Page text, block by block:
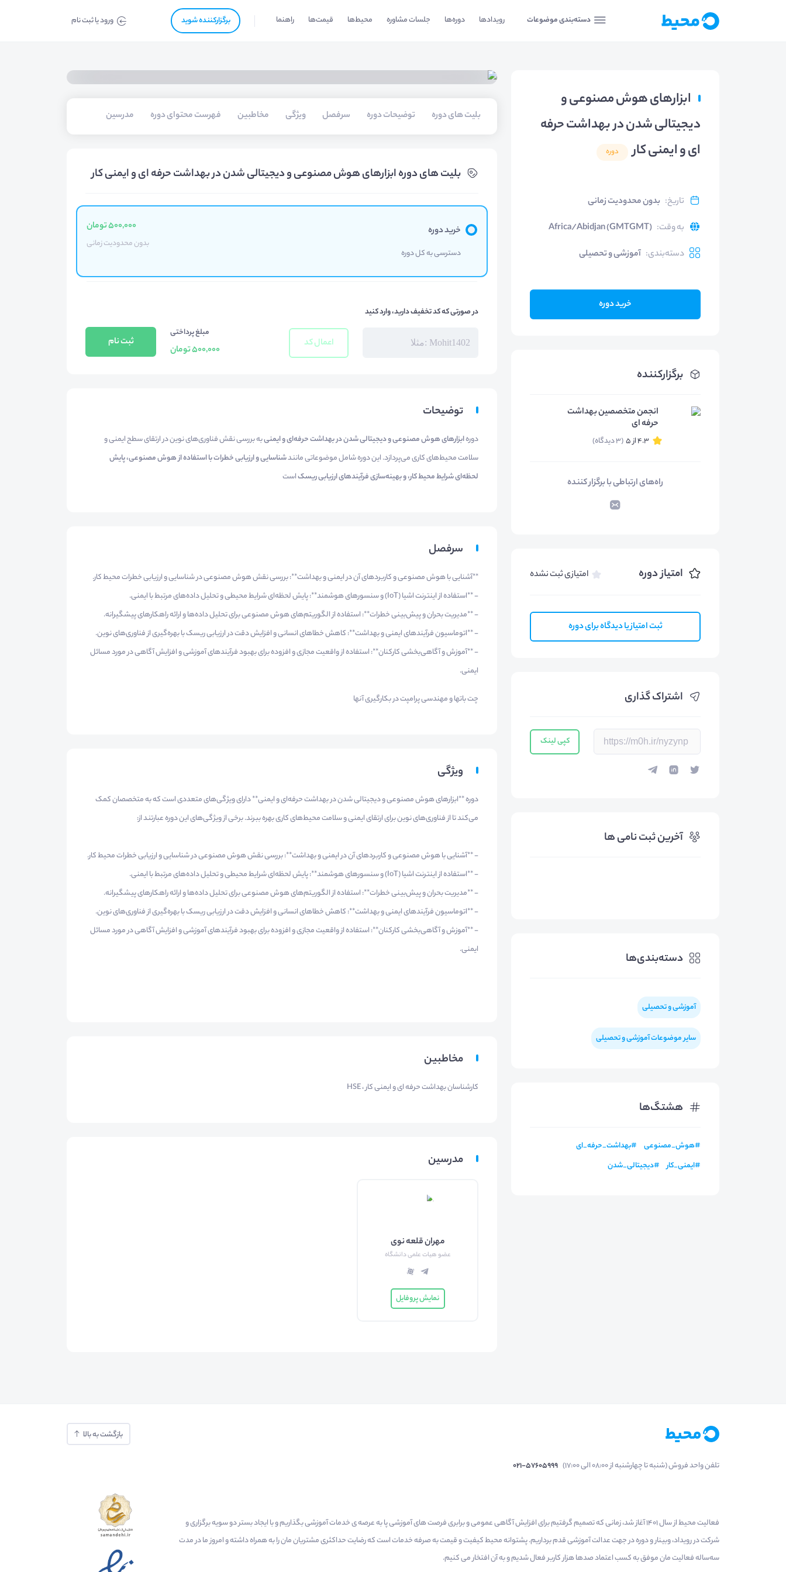
دسته‌بندی موضوعات رویدادها دوره‌ها جلسات مشاوره محیط‌ها قیمت‌ها راهنما برگزار‌‌کننده شوید ورود یا ثبت نام
ابزارهای هوش مصنوعی و
دیجیتالی شدن در بهداشت حرفه
ای و ایمنی کار
دوره
تاریخ: بدون محدودیت زمانی
به وقت:
Africa/Abidjan (GMTGMT)
دسته‌بندی: آموزشی و تحصیلی
خرید دوره
برگزارکننده
انجمن متخصصین بهداشت
حرفه ای
4.3 از 5 (3 دیدگاه)
راه‌های ارتباطی با برگزار کننده
امتیاز دوره امتیازی ثبت نشده
ثبت امتیاز یا دیدگاه برای دوره
اشتراک گذاری
کپی لینک
آخرین ثبت نامی ها
دسته‌بندی‌ها
آموزشی و تحصیلی
سایر موضوعات آموزشی و تحصیلی
هشتگ‌ها
#هوش_مصنوعی #بهداشت_حرفه_ای
#ایمنی_کار #دیجیتالی_شدن
بلیت های دوره توضیحات دوره سرفصل ویژگی مخاطبین فهرست محتوای دوره مدرسین
بلیت های دوره ابزارهای هوش مصنوعی و دیجیتالی شدن در بهداشت حرفه ای و ایمنی کار
خرید دوره
دسترسی به کل دوره
500,000 تومان
بدون محدودیت زمانی
در صورتی که کد تخفیف دارید، وارد کنید
اعمال کد
مبلغ پرداختی
500,000 تومان
ثبت نام
توضیحات
دورهابزارهای هوش مصنوعی و دیجیتالی شدن در بهداشت حرفه‌ای و ایمنیبه بررسی نقش فناوری‌های نوین در ارتقای سطح ایمنی و
سلامت محیط‌های کاری می‌پردازد. این دوره شامل موضوعاتی مانندشناسایی و ارزیابی خطرات با استفاده از هوش مصنوعی، پایش
لحظه‌ای شرایط محیط کار، و بهینه‌سازی فرآیندهای ارزیابی ریسکاست
سرفصل
**آشنایی با هوش مصنوعی و کاربردهای آن در ایمنی و بهداشت**: بررسی نقش هوش مصنوعی در شناسایی و ارزیابی خطرات محیط کار.
- **استفاده از اینترنت اشیا (IoT) و سنسورهای هوشمند**: پایش لحظه‌ای شرایط محیطی و تحلیل داده‌های مرتبط با ایمنی.
- **مدیریت بحران و پیش‌بینی خطرات**: استفاده از الگوریتم‌های هوش مصنوعی برای تحلیل داده‌ها و ارائه راهکارهای پیشگیرانه.
- **اتوماسیون فرآیندهای ایمنی و بهداشت**: کاهش خطاهای انسانی و افزایش دقت در ارزیابی ریسک با بهره‌گیری از فناوری‌های نوین.
- **آموزش و آگاهی‌بخشی کارکنان**: استفاده از واقعیت مجازی و افزوده برای بهبود فرآیندهای آموزشی و افزایش آگاهی در مورد مسائل
ایمنی.
چت باتها و مهندسی پرامپت در بکارگیری آنها
ویژگی
دوره **ابزارهای هوش مصنوعی و دیجیتالی شدن در بهداشت حرفه‌ای و ایمنی** دارای ویژگی‌های متعددی است که به متخصصان کمک
می‌کند تا از فناوری‌های نوین برای ارتقای ایمنی و سلامت محیط‌های کاری بهره ببرند. برخی از ویژگی‌های این دوره عبارتند از:
- **آشنایی با هوش مصنوعی و کاربردهای آن در ایمنی و بهداشت**: بررسی نقش هوش مصنوعی در شناسایی و ارزیابی خطرات محیط کار.
- **استفاده از اینترنت اشیا (IoT) و سنسورهای هوشمند**: پایش لحظه‌ای شرایط محیطی و تحلیل داده‌های مرتبط با ایمنی.
- **مدیریت بحران و پیش‌بینی خطرات**: استفاده از الگوریتم‌های هوش مصنوعی برای تحلیل داده‌ها و ارائه راهکارهای پیشگیرانه.
- **اتوماسیون فرآیندهای ایمنی و بهداشت**: کاهش خطاهای انسانی و افزایش دقت در ارزیابی ریسک با بهره‌گیری از فناوری‌های نوین.
- **آموزش و آگاهی‌بخشی کارکنان**: استفاده از واقعیت مجازی و افزوده برای بهبود فرآیندهای آموزشی و افزایش آگاهی در مورد مسائل
ایمنی.
مخاطبین
کارشناسان بهداشت حرفه ای و ایمنی کار ، HSE
مدرسین
مهران قلعه نوی
عضو هیات علمی دانشگاه
نمایش پروفایل
بازگشت به بالا
تلفن واحد فروش (شنبه تا چهارشنبه از 08:00 الی 17:00) 021-57605999
فعالیت محیط از سال 1401 آغاز شد، زمانی که تصمیم گرفتیم برای افزایش آگاهی عمومی و برابری فرصت های آموزشی پا به عرصه ی خدمات آموزشی بگذاریم و با ایجاد بستر دو سویه برگزاری و
شرکت در رویداد، وبینار و دوره در جهت عدالت آموزشی قدم برداریم. پشتوانه محیط کیفیت و قیمت به صرفه خدمات است که رضایت حداکثری مشتریان مان را به همراه داشته و امروز ما در مدت
سه‌ساله فعالیت مان موفق به کسب اعتماد صدها هزار کاربر فعال شدیم و به آن افتخار می‌ کنیم.